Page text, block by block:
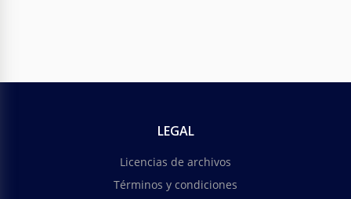
LEGAL
Licencias de archivos
Términos y condiciones